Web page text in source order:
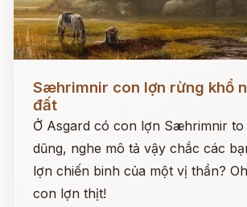
Sæhrimnir con lợn rừng khổ
đất
Ở Asgard có con lợn Sæhrimnir
dũng, nghe mô tả vậy chắc các
lợn chiến binh của một vị thần?
con lợn thịt!